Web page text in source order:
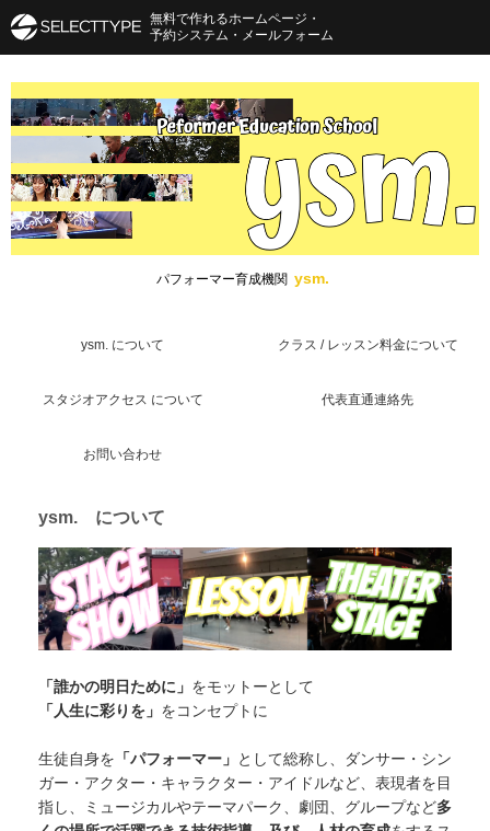
パフォーマー育成機関 ysm.
ysm. について クラス / レッスン料金について
スタジオアクセス について 代表直通連絡先
お問い合わせ
ysm. について
「誰かの明日ために」 をモットーとして
「人生に彩りを」 をコンセプトに
生徒自身を 「パフォーマー」 として総称し、ダンサー・シン
ガー・アクター・キャラクター・アイドルなど、表現者を目
指し、ミュージカルやテーマパーク、劇団、グループなど多
無料で作れるホームページ・
予約システム・メールフォーム